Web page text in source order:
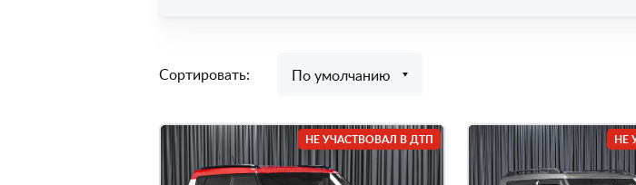
Сортировать: По умолчанию
НЕ УЧАСТВОВАЛ В ДТП НЕ